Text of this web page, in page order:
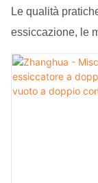
Essiccatore
Le qualità
essiccazione, le
e gli essiccatori
concentriamo
essiccatori sotto